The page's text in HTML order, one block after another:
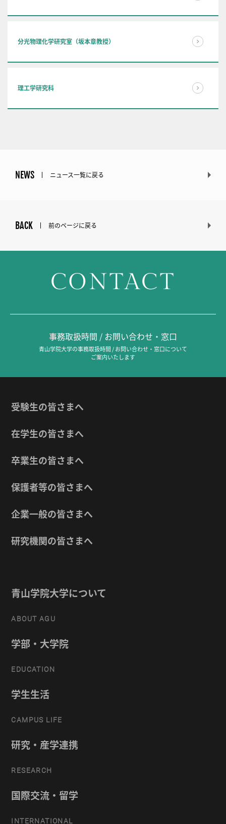
分光物理化学研究室（坂本章教授）
理工学研究科
NEWS ニュース一覧に戻る
BACK 前のページに戻る
CONTACT
事務取扱時間 / お問い合わせ・窓口
青山学院大学の事務取扱時間 / お問い合わせ・窓口について
ご案内いたします
受験生の皆さまへ
在学生の皆さまへ
卒業生の皆さまへ
保護者等の皆さまへ
企業一般の皆さまへ
研究機関の皆さまへ
青山学院大学について
ABOUT AGU
学部・大学院
EDUCATION
学生生活
CAMPUS LIFE
研究・産学連携
RESEARCH
国際交流・留学
INTERNATIONAL